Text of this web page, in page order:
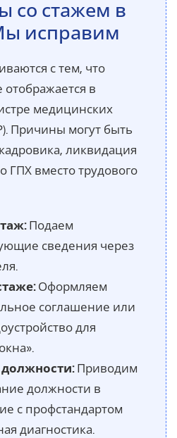
со стажем в
исправим
с тем, что
в
медицинских
Причины могут быть
ликвидация
ГПХ вместо трудового
Подаем
сведения через
Оформляем
соглашение или
для
Приводим
должности в
с профстандартом
диагностика.